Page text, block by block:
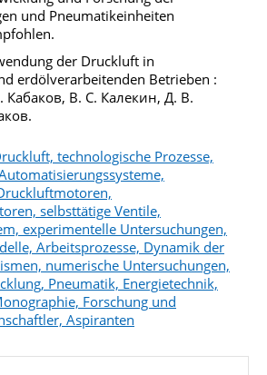
und Pneumatikeinheiten
der Druckluft in
erdölverarbeitenden Betrieben :
В. С. Калекин, Д. В.
technologische Prozesse,
selbsttätige Ventile,
experimentelle Untersuchungen,
Arbeitsprozesse, Dynamik der
numerische Untersuchungen,
Pneumatik, Energietechnik,
Forschung und
Aspiranten